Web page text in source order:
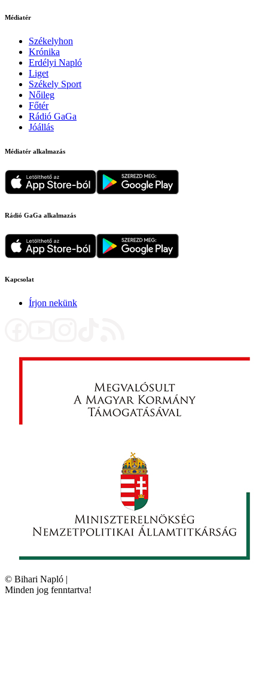
Médiatér
Székelyhon
Krónika
Erdélyi Napló
Liget
Székely Sport
Nőileg
Főtér
Rádió GaGa
Jóállás
Médiatér alkalmazás
Rádió GaGa alkalmazás
Kapcsolat
Írjon nekünk
© Bihari Napló |
Minden jog fenntartva!